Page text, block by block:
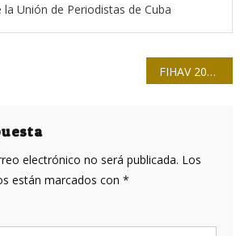
la Unión de Periodistas de Cuba
FIHAV 2017 concluyó con un balance positivo
electrónico no será publicada. Los
están marcados con *